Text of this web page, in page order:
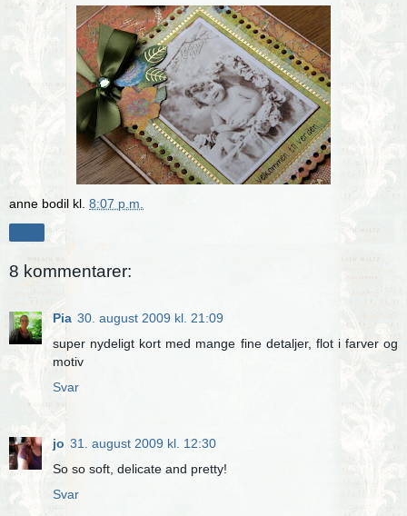
anne bodil kl. 8:07 p.m.
8 kommentarer:
Pia 30. august 2009 kl. 21:09
super nydeligt kort med mange fine detaljer, flot i farver og
motiv
Svar
jo 31. august 2009 kl. 12:30
So so soft, delicate and pretty!
Svar